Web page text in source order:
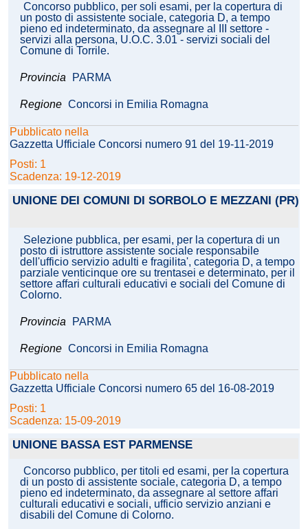
Concorso pubblico, per soli esami, per la copertura di
un posto di assistente sociale, categoria D, a tempo
pieno ed indeterminato, da assegnare al III settore -
servizi alla persona, U.O.C. 3.01 - servizi sociali del
Comune di Torrile.
Provincia PARMA
Regione Concorsi in Emilia Romagna
Pubblicato nella
Gazzetta Ufficiale Concorsi numero 91 del 19-11-2019
Posti: 1
Scadenza: 19-12-2019
UNIONE DEI COMUNI DI SORBOLO E MEZZANI (PR)
Selezione pubblica, per esami, per la copertura di un
posto di istruttore assistente sociale responsabile
dell'ufficio servizio adulti e fragilita', categoria D, a tempo
parziale venticinque ore su trentasei e determinato, per il
settore affari culturali educativi e sociali del Comune di
Colorno.
Provincia PARMA
Regione Concorsi in Emilia Romagna
Pubblicato nella
Gazzetta Ufficiale Concorsi numero 65 del 16-08-2019
Posti: 1
Scadenza: 15-09-2019
UNIONE BASSA EST PARMENSE
Concorso pubblico, per titoli ed esami, per la copertura
di un posto di assistente sociale, categoria D, a tempo
pieno ed indeterminato, da assegnare al settore affari
culturali educativi e sociali, ufficio servizio anziani e
disabili del Comune di Colorno.